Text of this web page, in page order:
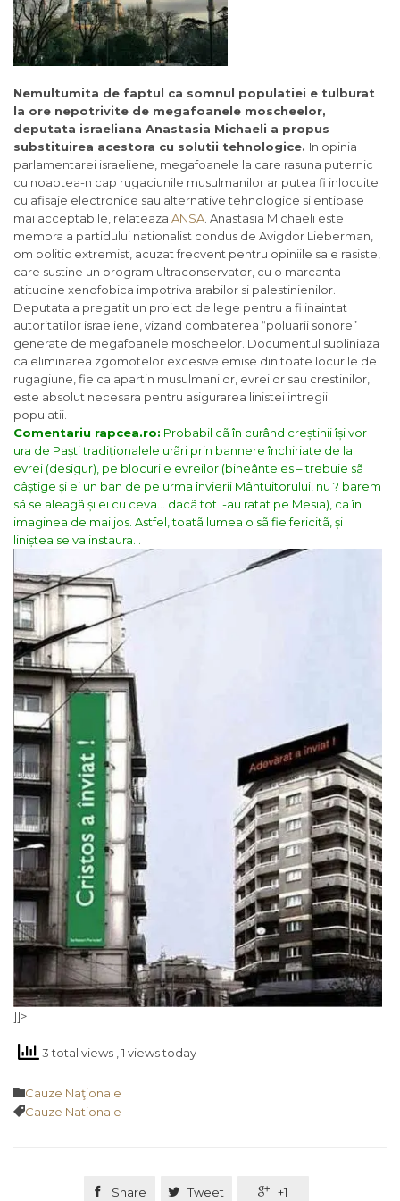
Nemultumita de faptul ca somnul populatiei e tulburat
la ore nepotrivite de megafoanele moscheelor,
deputata israeliana Anastasia Michaeli a propus
substituirea acestora cu solutii tehnologice. In opinia
parlamentarei israeliene, megafoanele la care rasuna puternic
cu noaptea-n cap rugaciunile musulmanilor ar putea fi inlocuite
cu afisaje electronice sau alternative tehnologice silentioase
mai acceptabile, relateaza ANSA . Anastasia Michaeli este
membra a partidului nationalist condus de Avigdor Lieberman,
om politic extremist, acuzat frecvent pentru opiniile sale rasiste,
care sustine un program ultraconservator, cu o marcanta
atitudine xenofobica impotriva arabilor si palestinienilor.
Deputata a pregatit un proiect de lege pentru a fi inaintat
autoritatilor israeliene, vizand combaterea “poluarii sonore”
generate de megafoanele moscheelor. Documentul subliniaza
ca eliminarea zgomotelor excesive emise din toate locurile de
rugagiune, fie ca apartin musulmanilor, evreilor sau crestinilor,
este absolut necesara pentru asigurarea linistei intregii
populatii.
Comentariu rapcea.ro: Probabil cã în curând creștinii își vor
ura de Paști tradiționalele urãri prin bannere închiriate de la
evrei (desigur), pe blocurile evreilor (bineânteles – trebuie sã
câștige și ei un ban de pe urma învierii Mântuitorului, nu ? barem
sã se aleagã și ei cu ceva… dacã tot l-au ratat pe Mesia), ca în
imaginea de mai jos. Astfel, toatã lumea o sã fie fericitã, și
liniștea se va instaura…
]]>
3 total views , 1 views today
Category
Cauze Naţionale
Tags
Cauze Nationale
 Share  Tweet  +1